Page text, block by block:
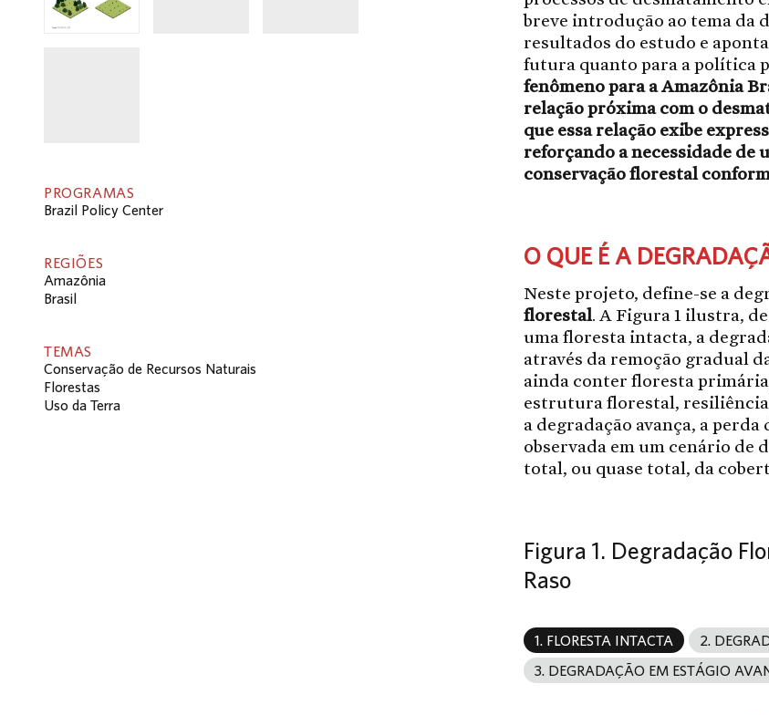
PROGRAMAS
Brazil Policy Center
REGIÕES
Amazônia
Brasil
TEMAS
Conservação de Recursos Naturais
Florestas
Uso da Terra
breve introdução ao tema da
resultados do estudo e
futura quanto para a política
fenômeno para a Amazônia
relação próxima com o
que essa relação exibe
reforçando a necessidade de
conservação florestal
O QUE É A
Neste projeto, define-se a
florestal. A Figura 1 ilustra,
uma floresta intacta, a
através da remoção gradual
ainda conter floresta
estrutura florestal,
a degradação avança, a
observada em um cenário de
total, ou quase total, da
Figura 1. Degradação
Raso
1. FLORESTA INTACTA
2.
3. DEGRADAÇÃO EM ESTÁGIO